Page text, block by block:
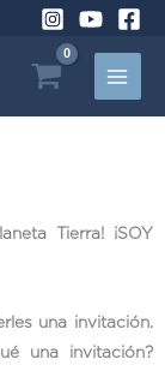
Tierra! ¡SOY
una invitación.
una invitación?